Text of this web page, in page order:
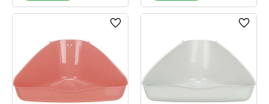
Lägg till i favoriter Lägg